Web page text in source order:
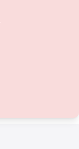
的安全措施，例如资金隔
，但它们提供可靠的区域
护，例如最低资本要求和
慎行事并验证安全措施。
保护，例如资金隔离和
交易者构成较高的风险。